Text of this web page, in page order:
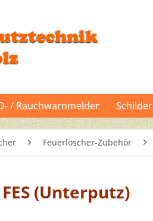
/ Rauchwarnmelder Schilder
Feuerlöscher‐Zubehör
(Unterputz)